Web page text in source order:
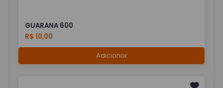
GUARANA 600
R$ 10,00
Adicionar